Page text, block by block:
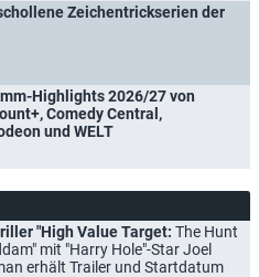
Zeichentrickserien der
Highlights 2026/27 von
Comedy Central,
und WELT
"High Value Target: The Hunt
mit "Harry Hole"-Star Joel
erhält Trailer und Startdatum